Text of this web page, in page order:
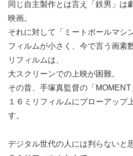
同じ自主製作とは言え「鉄男」は
映画。
それに対して「ミートボールマシ
フィルムが小さく、今で言う画素
リフィルムは、
大スクリーンでの上映が困難。
その昔、手塚真監督の「MOMENT
１６ミリフィルムにブローアップ
す。
デジタル世代の人には判らないと